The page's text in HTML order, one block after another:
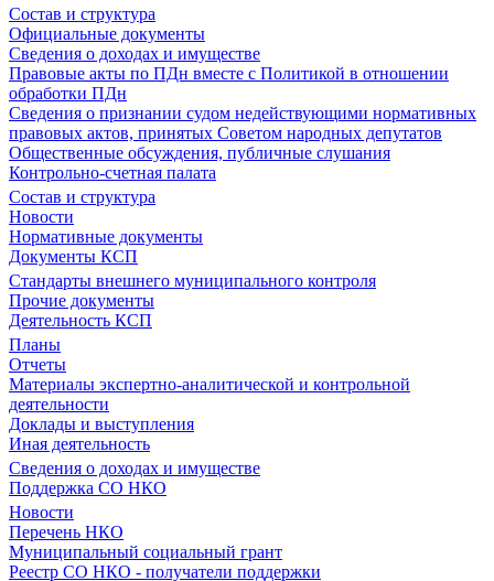
Состав и структура
Официальные документы
Сведения о доходах и имуществе
Правовые акты по ПДн вместе с Политикой в отношении
обработки ПДн
Сведения о признании судом недействующими нормативных
правовых актов, принятых Советом народных депутатов
Общественные обсуждения, публичные слушания
Контрольно-счетная палата
Состав и структура
Новости
Нормативные документы
Документы КСП
Стандарты внешнего муниципального контроля
Прочие документы
Деятельность КСП
Планы
Отчеты
Материалы экспертно-аналитической и контрольной
деятельности
Доклады и выступления
Иная деятельность
Сведения о доходах и имуществе
Поддержка СО НКО
Новости
Перечень НКО
Муниципальный социальный грант
Реестр СО НКО - получатели поддержки